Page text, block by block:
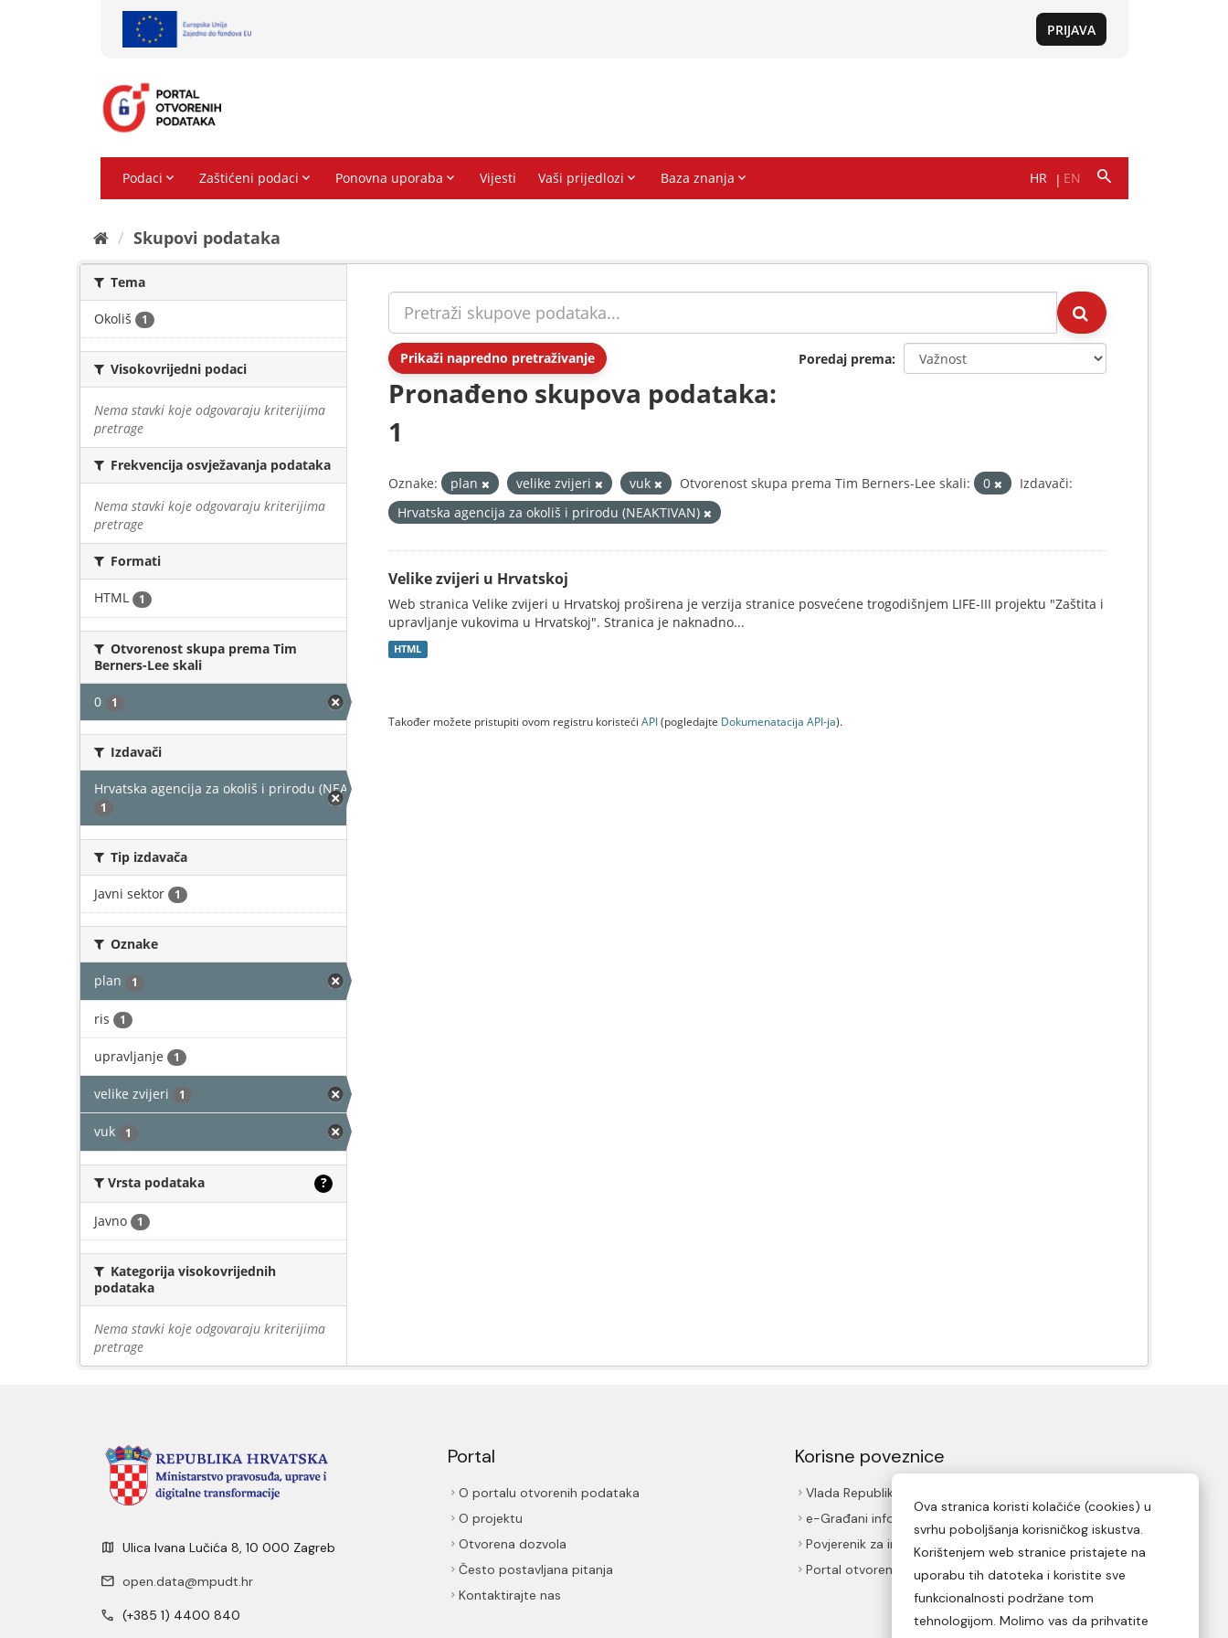
Skupovi podаtаkа
Tema
Okoliš 1
Visokovrijedni podaci
Nema stavki koje odgovaraju kriterijima
pretrage
Frekvencija osvježavanja podataka
Nema stavki koje odgovaraju kriterijima
pretrage
Formati
HTML 1
Otvorenost skupa prema Tim
Berners-Lee skali
0 1
Izdavači
Hrvatska agencija za okoliš i prirodu (NEAKTIVAN)
1
Tip izdavača
Javni sektor 1
Oznake
plan 1
ris 1
upravljanje 1
velike zvijeri 1
vuk 1
Vrsta podataka ?
Javno 1
Kategorija visokovrijednih
podataka
Nema stavki koje odgovaraju kriterijima
pretrage
Prikaži napredno pretraživanje Poredaj prema
Pronađeno skupova podataka:
1
Oznake: plan velike zvijeri vuk Otvorenost skupa prema Tim Berners-Lee skali: 0
Izdavači:
Hrvatska agencija za okoliš i prirodu (NEAKTIVAN)
Velike zvijeri u Hrvatskoj
Web stranica Velike zvijeri u Hrvatskoj proširena je verzija stranice posvećene trogodišnjem LIFE-III projektu "Zaštita i
upravljanje vukovima u Hrvatskoj". Stranica je naknadno...
HTML
Također možete pristupiti ovom registru koristeći API(pogledajte Dokumenаtаcijа API-jа).